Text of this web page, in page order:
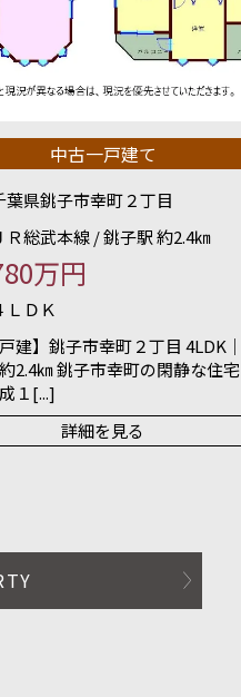
中古一戸建て
葉県銚子市幸町２丁目
Ｒ総武本線 / 銚子駅 約2.4㎞
万円
ＬＤＫ
戸建】銚子市幸町２丁目 4LDK｜
2.4㎞ 銚子市幸町の閑静な住宅
１[...]
詳細を見る